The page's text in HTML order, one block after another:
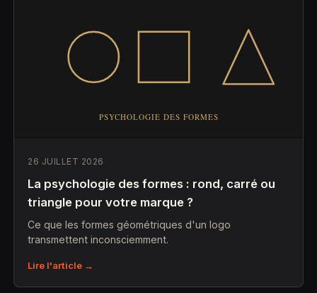
26 JUILLET 2026
La psychologie des formes : rond, carré ou
triangle pour votre marque ?
Ce que les formes géométriques d'un logo
transmettent inconsciemment.
Lire l'article →